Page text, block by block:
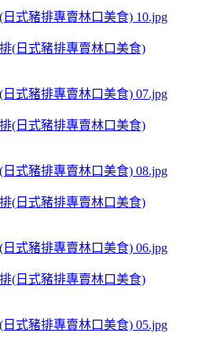
式豬排專賣林口美食) 10.jpg
式豬排專賣林口美食) 07.jpg
式豬排專賣林口美食) 08.jpg
式豬排專賣林口美食) 06.jpg
式豬排專賣林口美食) 05.jpg